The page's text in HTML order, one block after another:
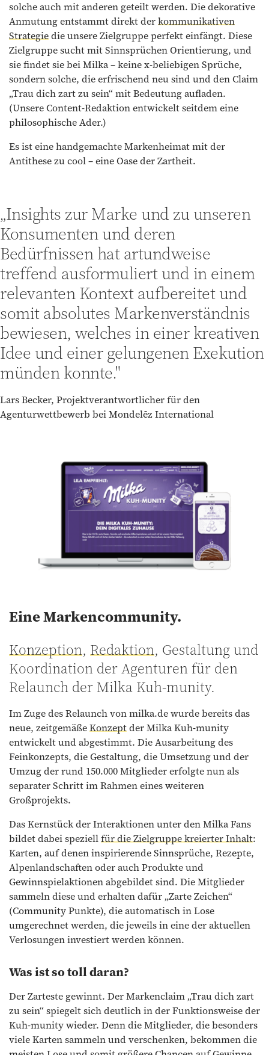
solche auch mit anderen geteilt werden. Die dekorative
Anmutung entstammt direkt derkommunikativen
Strategiedie unsere Zielgruppe perfekt einfängt. Diese
Zielgruppe sucht mit Sinnsprüchen Orientierung, und
sie findet sie bei Milka – keine x-beliebigen Sprüche,
sondern solche, die erfrischend neu sind und den Claim
„Trau dich zart zu sein“ mit Bedeutung aufladen.
(Unsere Content-Redaktion entwickelt seitdem eine
philosophische Ader.)
Es ist eine handgemachte Markenheimat mit der
Antithese zu cool – eine Oase der Zartheit.
„Insights zur Marke und zu unseren
Konsumenten und deren
Bedürfnissen hat artundweise
treffend ausformuliert und in einem
relevanten Kontext aufbereitet und
somit absolutes Markenverständnis
bewiesen, welches in einer kreativen
Idee und einer gelungenen Exekution
münden konnte."
Lars Becker, Projektverantwortlicher für den
Agenturwettbewerb bei Mondelēz International
Eine Markencommunity.
Konzeption, Redaktion, Gestaltung und
Koordination der Agenturen für den
Relaunch der Milka Kuh-munity.
Im Zuge des Relaunch von milka.de wurde bereits das
neue, zeitgemäßeKonzeptder Milka Kuh-munity
entwickelt und abgestimmt. Die Ausarbeitung des
Feinkonzepts, die Gestaltung, die Umsetzung und der
Umzug der rund 150.000 Mitglieder erfolgte nun als
separater Schritt im Rahmen eines weiteren
Großprojekts.
Das Kernstück der Interaktionen unter den Milka Fans
bildet dabei speziellfür die Zielgruppe kreierter Inhalt:
Karten, auf denen inspirierende Sinnsprüche, Rezepte,
Alpenlandschaften oder auch Produkte und
Gewinnspielaktionen abgebildet sind. Die Mitglieder
sammeln diese und erhalten dafür „Zarte Zeichen“
(Community Punkte), die automatisch in Lose
umgerechnet werden, die jeweils in eine der aktuellen
Verlosungen investiert werden können.
Was ist so toll daran?
Der Zarteste gewinnt. Der Markenclaim „Trau dich zart
zu sein“ spiegelt sich deutlich in der Funktionsweise der
Kuh-munity wieder. Denn die Mitglieder, die besonders
viele Karten sammeln und verschenken, bekommen die